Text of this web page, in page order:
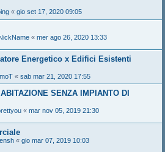
« gio set 17, 2020 09:05
« mer ago 26, 2020 13:33
Energetico x Edifici Esistenti
« sab mar 21, 2020 17:55
SENZA IMPIANTO DI
« mar nov 05, 2019 21:30
« gio mar 07, 2019 10:03